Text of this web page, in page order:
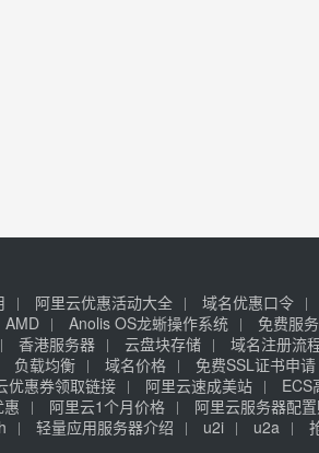
阿里云优惠活动大全 域名优惠口令
AMD Anolis OS龙蜥操作系统 免费服
香港服务器 云盘块存储 域名注册流
负载均衡 域名价格 免费SSL证书申请
优惠券领取链接 阿里云速成美站 ECS
阿里云1个月价格 阿里云服务器配
轻量应用服务器介绍 u2i u2a